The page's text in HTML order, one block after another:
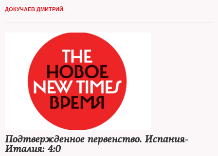
ДОКУЧАЕВ ДМИТРИЙ
Подтвержденное первенство. Испания-
Италия: 4:0